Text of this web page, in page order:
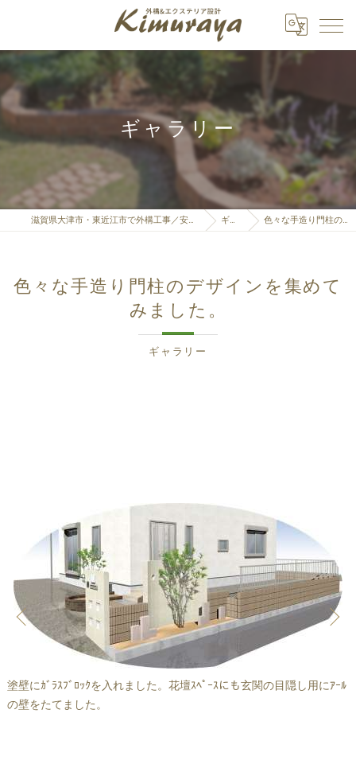
ギャラリー
滋賀県大津市・東近江市で外構工事／安い・カーポート・見積もりなら「株式会社Kimuraya」へ ギャラリー 色々な手造り門柱のデザインを集めてみました。
ギャラリー
色々な手造り門柱のデザインを集めて
みました。
塗壁にｶﾞﾗｽﾌﾞﾛｯｸを入れました。花壇ｽﾍﾟｰｽにも玄関の目隠し用にｱｰﾙ
の壁をたてました。